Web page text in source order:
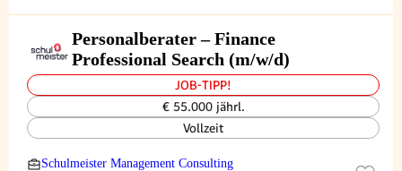
Personalberater – Finance
Professional Search (m/w/d)
JOB-TIPP!
€ 55.000 jährl.
Vollzeit
Schulmeister Management Consulting